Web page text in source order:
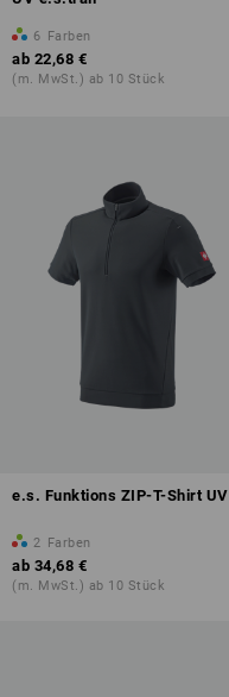
6 Farben
ab 22,68 €
(m. MwSt.) ab 10 Stück
e.s. Funktions ZIP-T-Shirt UV
2 Farben
ab 34,68 €
(m. MwSt.) ab 10 Stück